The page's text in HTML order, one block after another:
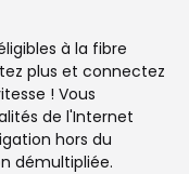
à la fibre
plus et connectez
! Vous
de l'Internet
hors du
démultipliée.